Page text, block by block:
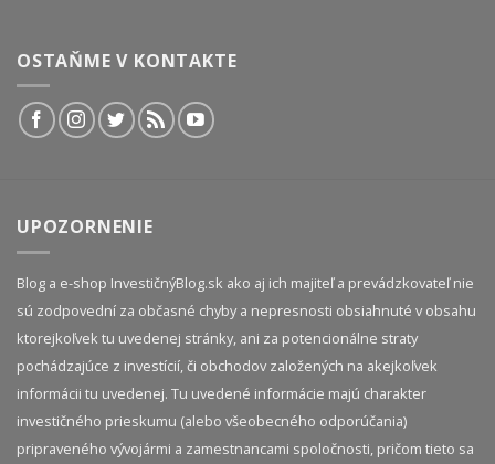
OSTAŇME V KONTAKTE
UPOZORNENIE
Blog a e-shop InvestičnýBlog.sk ako aj ich majiteľ a prevádzkovateľ nie
sú zodpovední za občasné chyby a nepresnosti obsiahnuté v obsahu
ktorejkoľvek tu uvedenej stránky, ani za potencionálne straty
pochádzajúce z investícií, či obchodov založených na akejkoľvek
informácii tu uvedenej. Tu uvedené informácie majú charakter
investičného prieskumu (alebo všeobecného odporúčania)
pripraveného vývojármi a zamestnancami spoločnosti, pričom tieto sa